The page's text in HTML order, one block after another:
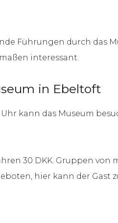
Führungen durch das
interessant.
in Ebeltoft
kann das Museum
30 DKK. Gruppen von
hier kann der Gast